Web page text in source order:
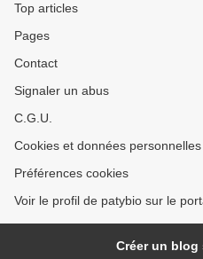
Top articles
Pages
Contact
Signaler un abus
C.G.U.
Cookies et données personnelles
Préférences cookies
Voir le profil de patybio sur le
Créer un blog